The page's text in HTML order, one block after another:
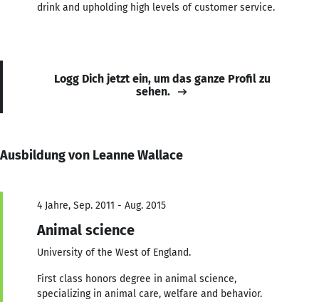
drink and upholding high levels of customer service.
Logg Dich jetzt ein, um das ganze Profil zu
sehen.
Ausbildung von Leanne Wallace
4 Jahre, Sep. 2011 - Aug. 2015
Animal science
University of the West of England.
First class honors degree in animal science,
specializing in animal care, welfare and behavior.